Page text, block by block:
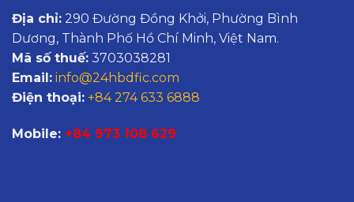
Địa chỉ: 290 Đường Đồng Khởi, Phường Bình
Dương, Thành Phố Hồ Chí Minh, Việt Nam.
Mã số thuế: 3703038281
Email: info@24hbdfic.com
Điện thoại: +84 274 633 6888
Mobile: +84 973 108 629